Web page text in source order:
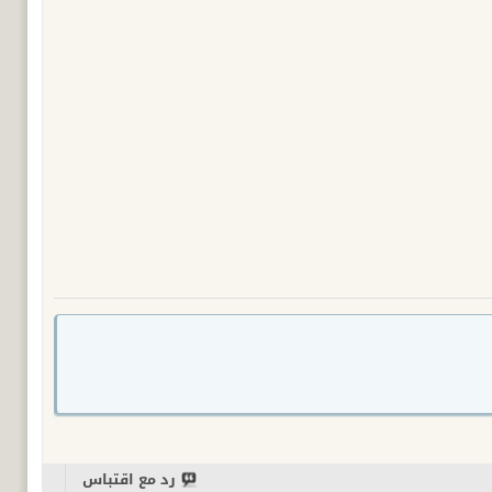
رد مع اقتباس